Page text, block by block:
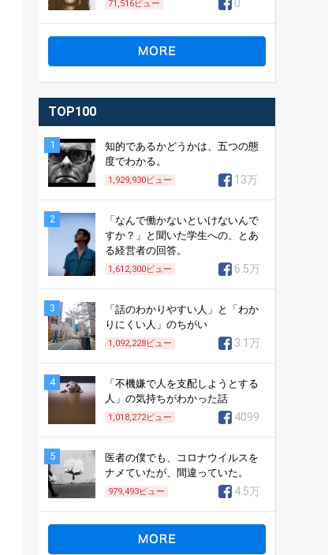
71,516ビュー 0
TOP100
1
知的であるかどうかは、五つの態
度でわかる。
1,929,930ビュー 13万
2
「なんで働かないといけないんで
すか？」と聞いた学生への、とあ
る経営者の回答。
1,612,300ビュー 6.5万
3
「話のわかりやすい人」と「わか
りにくい人」のちがい
1,092,228ビュー 3.1万
4
「不機嫌で人を支配しようとする
人」の気持ちがわかった話
1,018,272ビュー 4099
5
医者の僕でも、コロナウイルスを
ナメていたが、間違っていた。
979,493ビュー 4.5万